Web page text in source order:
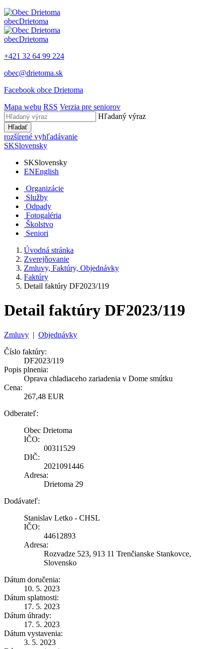
obecDrietoma
obecDrietoma
+421 32 64 99 224
obec@drietoma.sk
Facebook obce Drietoma
Mapa webu RSS Verzia pre seniorov
Hľadaný výraz
Hľadať
rozšírené vyhľadávanie
SKSlovensky
SKSlovensky
ENEnglish
Organizácie
Služby
Odpady
Fotogaléria
Školstvo
Seniori
Úvodná stránka
Zverejňovanie
Zmluvy, Faktúry, Objednávky
Faktúry
Detail faktúry DF2023/119
Detail faktúry DF2023/119
Zmluvy | Objednávky
Číslo faktúry:
DF2023/119
Popis plnenia:
Oprava chladiaceho zariadenia v Dome smútku
Cena:
267,48 EUR
Odberateľ:
Obec Drietoma
IČO:
00311529
DIČ:
2021091446
Adresa:
Drietoma 29
Dodávateľ:
Stanislav Letko - CHSL
IČO:
44612893
Adresa:
Rozvadze 523, 913 11 Trenčianske Stankovce,
Slovensko
Dátum doručenia:
10. 5. 2023
Dátum splatnosti:
17. 5. 2023
Dátum úhrady:
17. 5. 2023
Dátum vystavenia:
3. 5. 2023